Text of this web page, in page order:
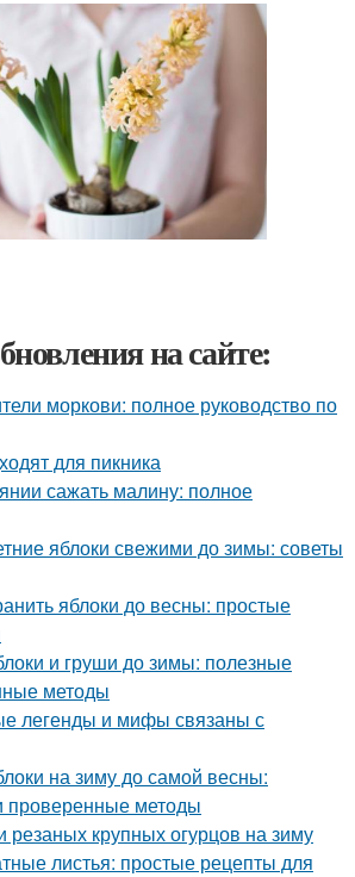
на сайте:
моркови: полное руководство по
для пикника
сажать малину: полное
яблоки свежими до зимы: советы
яблоки до весны: простые
и груши до зимы: полезные
методы
легенды и мифы связаны с
на зиму до самой весны:
проверенные методы
резаных крупных огурцов на зиму
листья: простые рецепты для